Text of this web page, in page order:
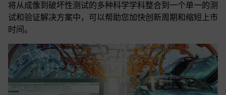
将从成像到破坏性测试的多种科学学科整合到一个单一的测
试和验证解决方案中，可以帮助您加快创新周期和缩短上市
时间。